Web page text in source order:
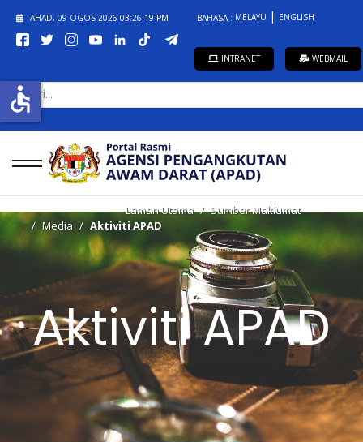
AHAD, 09 OGOS 2026 03:26:19 PM BAHASA : MELAYU ENGLISH
INTRANET WEBMAIL
CARI...
Laman Utama
Sumber Maklumat
Media
Aktiviti APAD
Aktiviti APAD
accessible